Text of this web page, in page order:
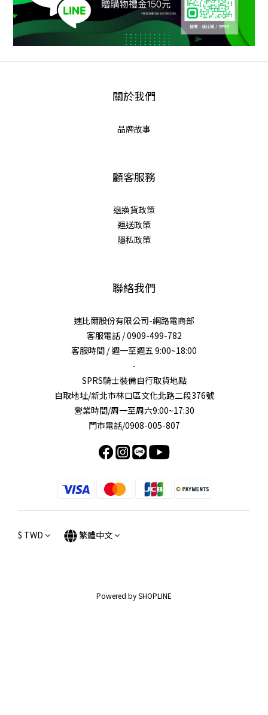
關於我們
品牌故事
顧客服務
退換貨政策
運送政策
隱私政策
聯絡我們
速比爾股份有限公司-網路電商部
客服電話 / 0909-499-782
客服時間 / 週一至週五 9:00~18:00
-
SPRS騎士裝備自行取貨地點
自取地址/新北市林口區文化北路二段376號
營業時間/周一至周六9:00~17:30
門市電話/0908-005-807
$ TWD 繁體中文
Powered by SHOPLINE